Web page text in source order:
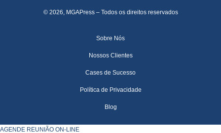
© 2026, MGAPress – Todos os direitos reservados
Sobre Nós
Nossos Clientes
Cases de Sucesso
Política de Privacidade
Blog
AGENDE REUNIÃO ON-LINE